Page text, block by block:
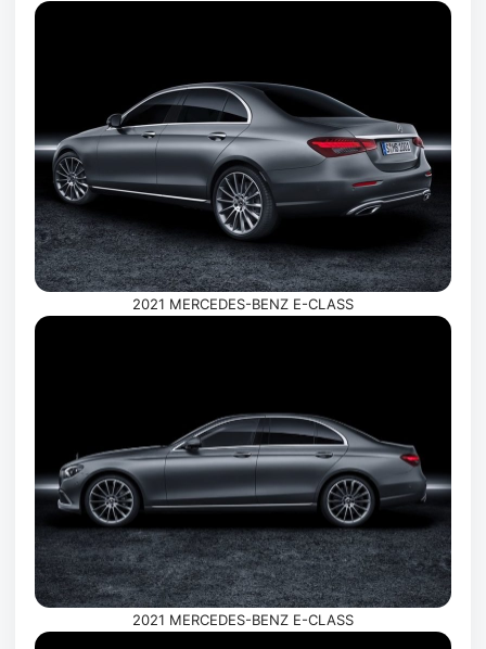
2021 MERCEDES-BENZ E-CLASS
2021 MERCEDES-BENZ E-CLASS